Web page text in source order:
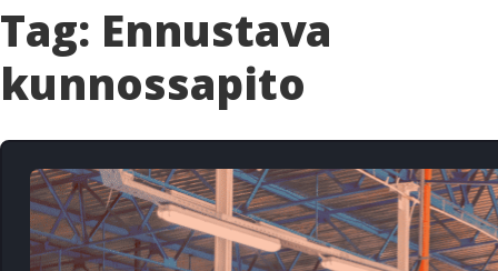
Tag: Ennustava
kunnossapito